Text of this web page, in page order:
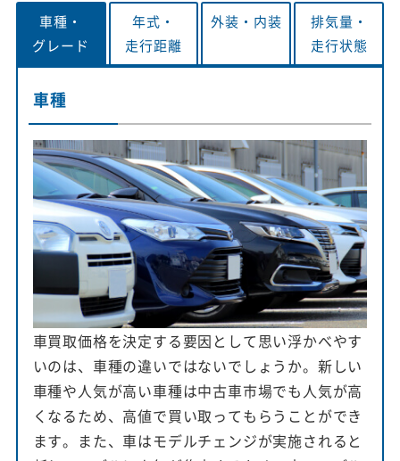
車種・
グレード
年式・
走行距離
外装・ 内装
排気量・
走行状態
車種
車買取価格を決定する要因として思い浮かべやす
いのは、車種の違いではないでしょうか。新しい
車種や人気が高い車種は中古車市場でも人気が高
くなるため、高値で買い取ってもらうことができ
ます。また、車はモデルチェンジが実施されると